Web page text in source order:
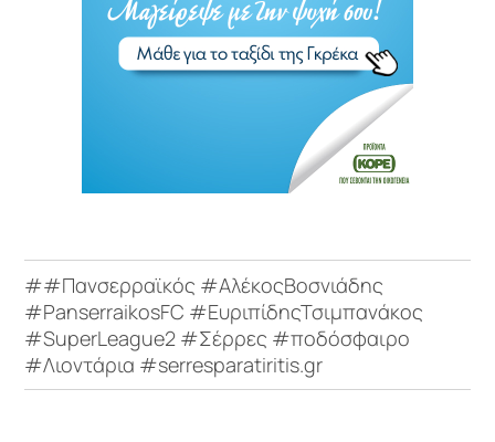
##Πανσερραϊκός #ΑλέκοςΒοσνιάδης
#PanserraikosFC #ΕυριπίδηςΤσιμπανάκος
#SuperLeague2 #Σέρρες #ποδόσφαιρο
#Λιοντάρια #serresparatiritis.gr